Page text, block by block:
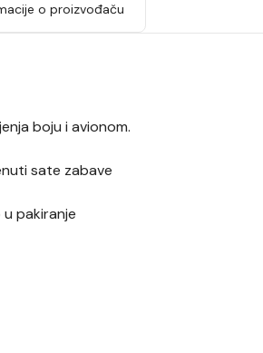
o proizvođaču
boju i avionom.
sate zabave
pakiranje